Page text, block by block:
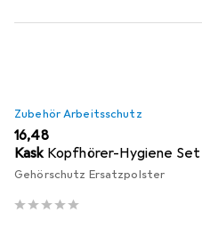
Zubehör Arbeitsschutz
EUR
16,48
Kask Kopfhörer-Hygiene Set
Gehörschutz Ersatzpolster